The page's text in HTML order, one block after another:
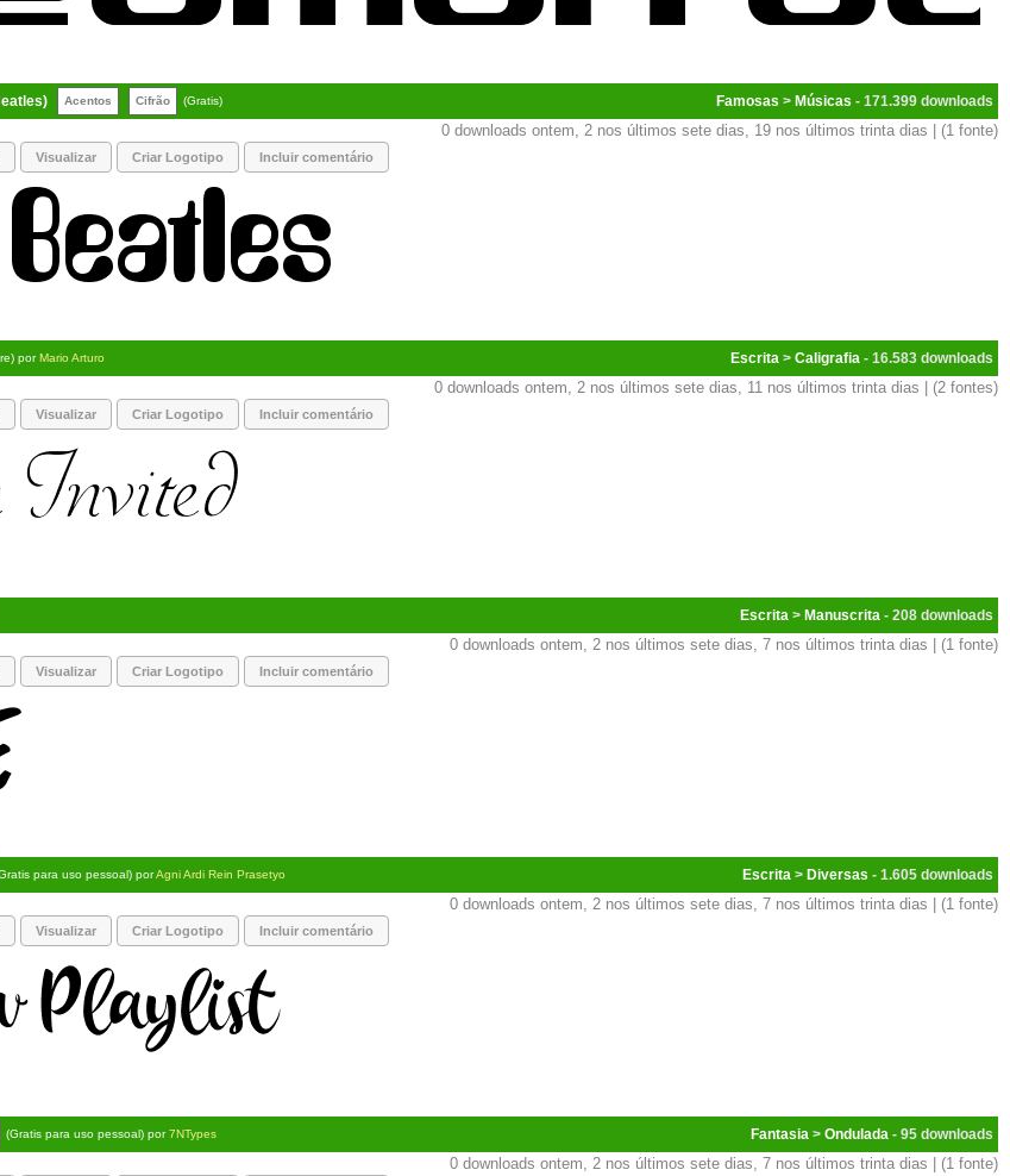
Acentos Cifrão (Gratis) Famosas > Músicas - 171.399
0 downloads ontem, 2 nos últimos sete dias, 19 nos últimos trinta dias | (1 fonte)
Visualizar Criar Logotipo Incluir comentário
porMario Arturo Escrita > Caligrafia - 16.583
0 downloads ontem, 2 nos últimos sete dias, 11 nos últimos trinta dias | (2 fontes)
Visualizar Criar Logotipo Incluir comentário
Escrita > Manuscrita - 208
0 downloads ontem, 2 nos últimos sete dias, 7 nos últimos trinta dias | (1 fonte)
Visualizar Criar Logotipo Incluir comentário
para uso pessoal) porAgni Ardi Rein Prasetyo Escrita > Diversas - 1.605
0 downloads ontem, 2 nos últimos sete dias, 7 nos últimos trinta dias | (1 fonte)
Visualizar Criar Logotipo Incluir comentário
(Gratis para uso pessoal) por7NTypes Fantasia > Ondulada - 95
0 downloads ontem, 2 nos últimos sete dias, 7 nos últimos trinta dias | (1 fonte)